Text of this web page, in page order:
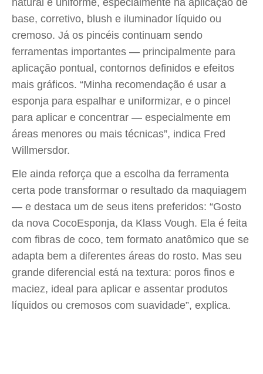
natural e uniforme, especialmente na aplicação de
base, corretivo, blush e iluminador líquido ou
cremoso. Já os pincéis continuam sendo
ferramentas importantes — principalmente para
aplicação pontual, contornos definidos e efeitos
mais gráficos. “Minha recomendação é usar a
esponja para espalhar e uniformizar, e o pincel
para aplicar e concentrar — especialmente em
áreas menores ou mais técnicas”, indica Fred
Willmersdor.
Ele ainda reforça que a escolha da ferramenta
certa pode transformar o resultado da maquiagem
— e destaca um de seus itens preferidos: “Gosto
da nova CocoEsponja, da Klass Vough. Ela é feita
com fibras de coco, tem formato anatômico que se
adapta bem a diferentes áreas do rosto. Mas seu
grande diferencial está na textura: poros finos e
maciez, ideal para aplicar e assentar produtos
líquidos ou cremosos com suavidade”, explica.